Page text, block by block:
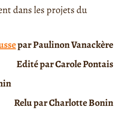
dans les projets du
parPaulinon Vanackère
Edité par Carole Pontais
Relu par Charlotte Bonin